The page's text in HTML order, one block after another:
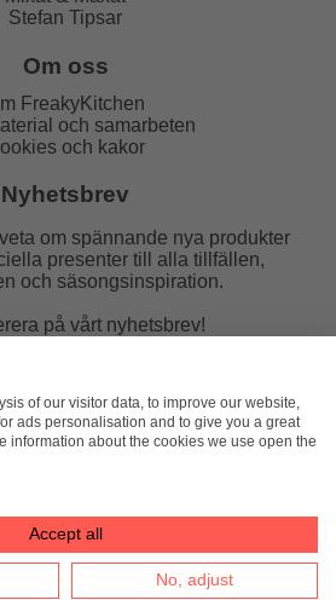
Stefan Tipsar
Om oss
FreakyKitchen
och samarbeten
och kakor
Nyhetsbrev
om spännande nya produkter
presenter till alla tillfällen,
och säsongsinspiration.
på vårt nyhetsbrev!
of our visitor data, to improve our website,
ads personalisation and to give you a great
information about the cookies we use open the
Accept all
No, adjust